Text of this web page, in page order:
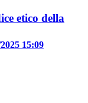
etico della
15:09